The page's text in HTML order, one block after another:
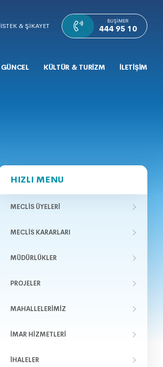
İSTEK & ŞİKAYET
BUŞIMER
444 95 10
GÜNCEL KÜLTÜR & TURİZM İLETİŞİM
HIZLI MENU
MECLIS ÜYELERI
MECLIS KARARLARI
MÜDÜRLÜKLER
PROJELER
MAHALLELERIMIZ
İMAR HIZMETLERI
İHALELER